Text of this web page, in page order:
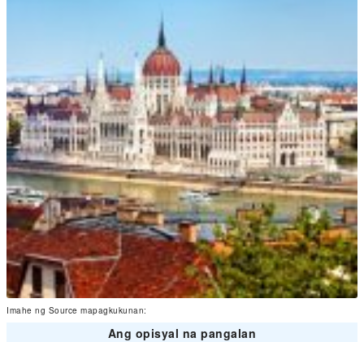
Imahe ng Source mapagkukunan:
Ang opisyal na pangalan